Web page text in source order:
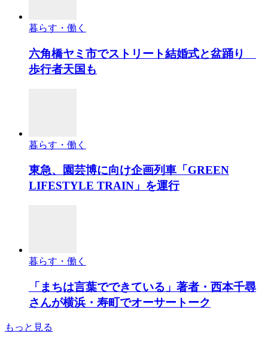
暮らす・働く
六角橋ヤミ市でストリート結婚式と盆踊り
歩行者天国も
暮らす・働く
東急、園芸博に向け企画列車「GREEN
LIFESTYLE TRAIN」を運行
暮らす・働く
「まちは言葉でできている」著者・西本千尋
さんが横浜・寿町でオーサートーク
もっと見る